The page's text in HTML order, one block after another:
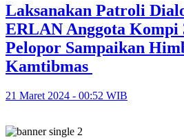
Laksanakan Patroli
ERLAN Anggota Kompi
Pelopor Sampaikan
Kamtibmas
21 Maret 2024 - 00:52 WIB